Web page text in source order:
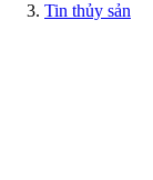
Tin thủy sản